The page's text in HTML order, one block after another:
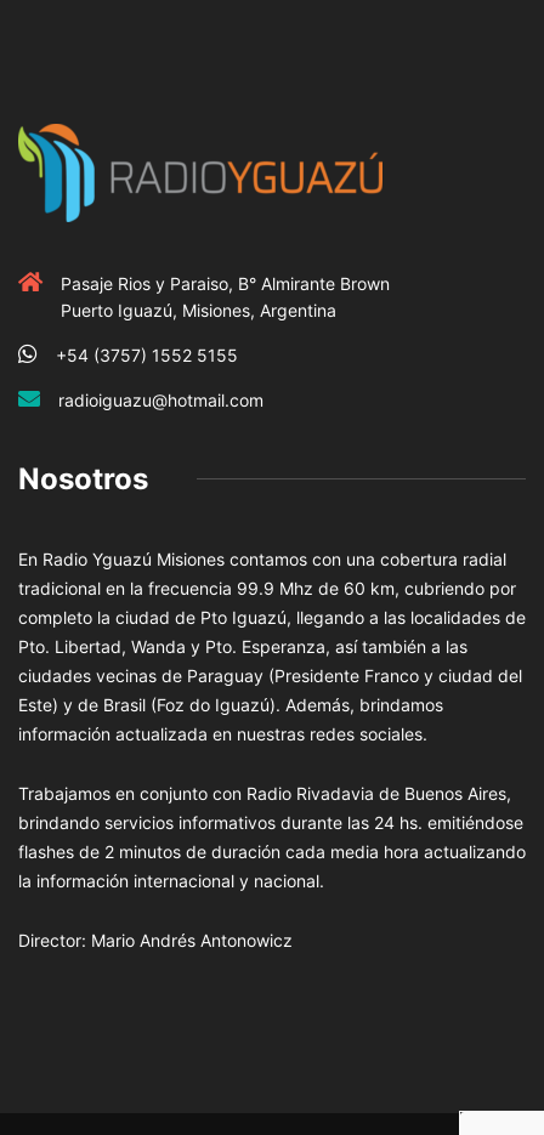
Pasaje Rios y Paraiso, B° Almirante Brown
Puerto Iguazú, Misiones, Argentina
+54 (3757) 1552 5155
radioiguazu@hotmail.com
Nosotros
En Radio Yguazú Misiones contamos con una cobertura radial
tradicional en la frecuencia 99.9 Mhz de 60 km, cubriendo por
completo la ciudad de Pto Iguazú, llegando a las localidades de
Pto. Libertad, Wanda y Pto. Esperanza, así también a las
ciudades vecinas de Paraguay (Presidente Franco y ciudad del
Este) y de Brasil (Foz do Iguazú). Además, brindamos
información actualizada en nuestras redes sociales.
Trabajamos en conjunto con Radio Rivadavia de Buenos Aires,
brindando servicios informativos durante las 24 hs. emitiéndose
flashes de 2 minutos de duración cada media hora actualizando
la información internacional y nacional.
Director: Mario Andrés Antonowicz